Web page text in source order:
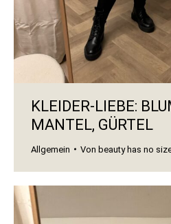
KLEIDER-LIEBE:
MANTEL, GÜRTEL
Allgemein Von beauty has no